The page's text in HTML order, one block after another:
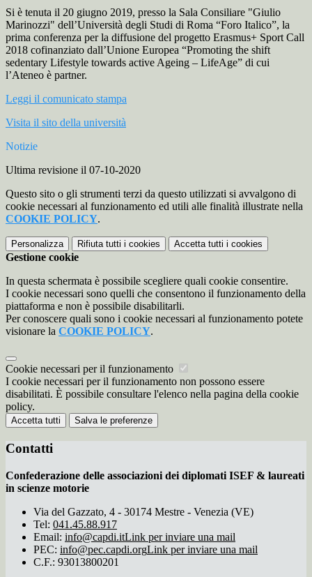
Si è tenuta il 20 giugno 2019, presso la Sala Consiliare "Giulio
Marinozzi" dell’Università degli Studi di Roma “Foro Italico”, la
prima conferenza per la diffusione del progetto Erasmus+ Sport Call
2018 cofinanziato dall’Unione Europea “Promoting the shift
sedentary Lifestyle towards active Ageing – LifeAge” di cui
l’Ateneo è partner.
Leggi il comunicato stampa
Visita il sito della università
Notizie
Ultima revisione il 07-10-2020
Questo sito o gli strumenti terzi da questo utilizzati si avvalgono di
cookie necessari al funzionamento ed utili alle finalità illustrate nella
COOKIE POLICY.
Personalizza Rifiuta tutti i cookies Accetta tutti i cookies
Gestione cookie
In questa schermata è possibile scegliere quali cookie consentire.
I cookie necessari sono quelli che consentono il funzionamento della
piattaforma e non è possibile disabilitarli.
Per conoscere quali sono i cookie necessari al funzionamento potete
visionare la COOKIE POLICY.
Cookie necessari per il funzionamento
I cookie necessari per il funzionamento non possono essere
disabilitati. È possibile consultare l'elenco nella pagina della cookie
policy.
Accetta tutti Salva le preferenze
Contatti
Confederazione delle associazioni dei diplomati ISEF & laureati
in scienze motorie
Via del Gazzato, 4 - 30174 Mestre - Venezia (VE)
Tel: 041.45.88.917
Email: info@capdi.itLink per inviare una mail
PEC: info@pec.capdi.orgLink per inviare una mail
C.F.: 93013800201